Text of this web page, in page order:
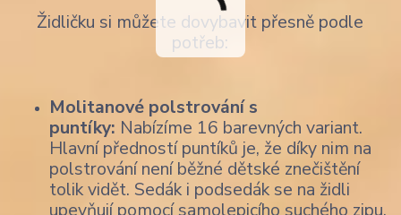
Židličku si můžete dovybavit přesně podle
potřeb:
Molitanové polstrování s
puntíky: Nabízíme 16 barevných variant.
Hlavní předností puntíků je, že díky nim na
polstrování není běžné dětské znečištění
tolik vidět. Sedák i podsedák se na židli